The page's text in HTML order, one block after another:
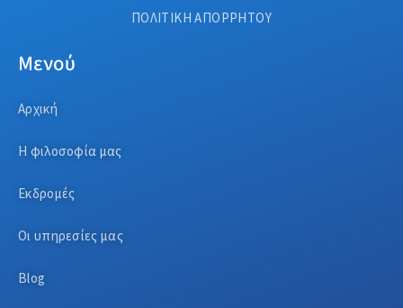
ΠΟΛΙΤΙΚΗ ΑΠΟΡΡΗΤΟΥ
Μενού
Αρχική
Η φιλοσοφία μας
Εκδρομές
Οι υπηρεσίες μας
Blog